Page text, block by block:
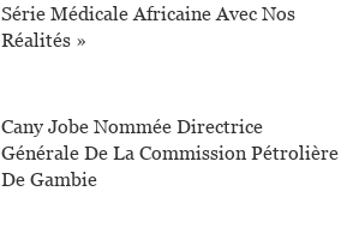
Série Médicale Africaine Avec Nos
Réalités »
Cany Jobe Nommée Directrice
Générale De La Commission Pétrolière
De Gambie